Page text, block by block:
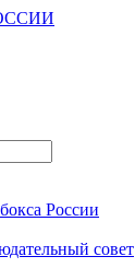
России
совет